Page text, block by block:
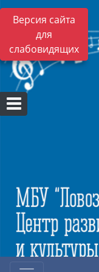
Версия сайта
для
слабовидящих